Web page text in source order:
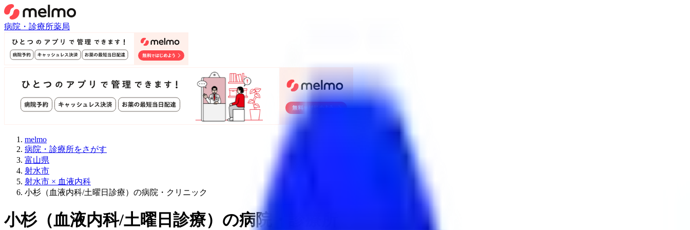
病院・診療所薬局
melmo
病院・診療所をさがす
富山県
射水市
射水市 × 血液内科
小杉（血液内科/土曜日診療）の病院・クリニック
小杉（血液内科/土曜日診療） の病院・診療所